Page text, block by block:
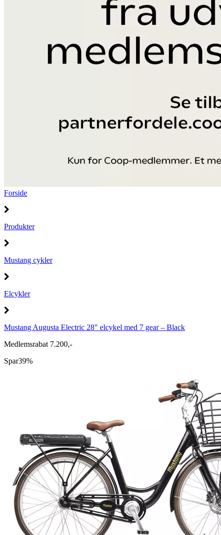
Forside
Produkter
Mustang cykler
Elcykler
Mustang Augusta Electric 28" elcykel med 7 gear – Black
Medlemsrabat 7.200,-
Spar39%